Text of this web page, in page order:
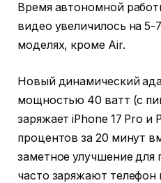
Время автономной
видео увеличилось на 5-
моделях, кроме Air.
Новый динамический
мощностью 40 ватт (с
заряжает iPhone 17 Pro и
процентов за 20 минут
заметное улучшение для
часто заряжают телефон